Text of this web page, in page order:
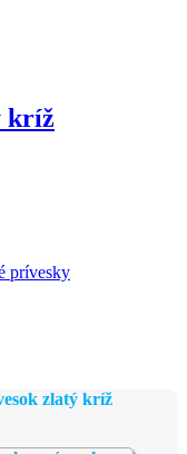
kríž
prívesky
zlatý kríž